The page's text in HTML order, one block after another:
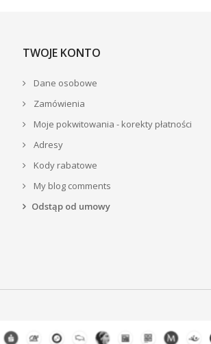
TWOJE KONTO
Dane osobowe
Zamówienia
Moje pokwitowania - korekty płatności
Adresy
Kody rabatowe
My blog comments
Odstąp od umowy